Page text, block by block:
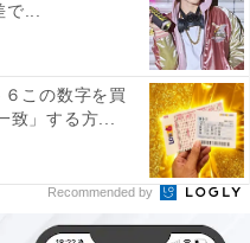
の甘露寺蜜璃です。ピ
ドマーク。常人の8倍も
して鞭のようにしなる特
。
すてきなものがあるとキ
しい一面も。また、炎
...
６この数字を買
致」する方...
Recommended by